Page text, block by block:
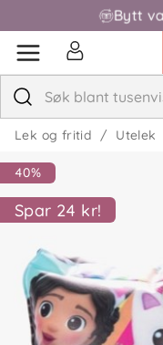
ByttFri
Lek og fritid Utelek
40%
Spar 24 kr!